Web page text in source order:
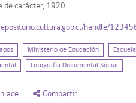
de carácter, 1920
handle/
Ministerio de Educación
Fotografía Documental Social
Compartir